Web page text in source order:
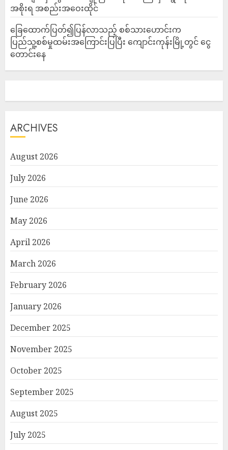
အစိုးရ အစည်းအဝေးထိုင်
ခြေထောက်ပြတ်၍ပြန်လာသည့် စစ်သားဟောင်းက
ပြည်သူ့စစ်မှုထမ်းအကြောင်းပြပြီး ကျောင်းကုန်းမြို့တွင် ငွေ
တောင်းနေ
ARCHIVES
August 2026
July 2026
June 2026
May 2026
April 2026
March 2026
February 2026
January 2026
December 2025
November 2025
October 2025
September 2025
August 2025
July 2025